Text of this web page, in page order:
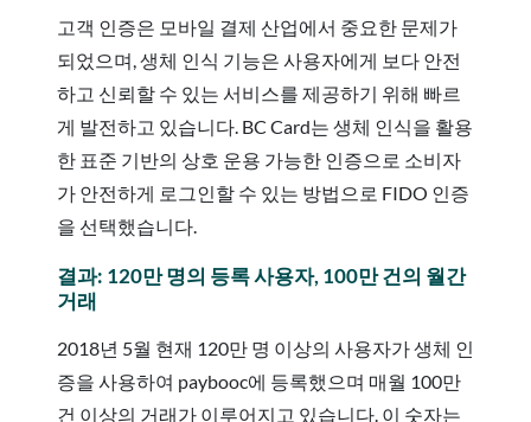
고객 인증은 모바일 결제 산업에서 중요한 문제가
되었으며, 생체 인식 기능은 사용자에게 보다 안전
하고 신뢰할 수 있는 서비스를 제공하기 위해 빠르
게 발전하고 있습니다. BC Card는 생체 인식을 활용
한 표준 기반의 상호 운용 가능한 인증으로 소비자
가 안전하게 로그인할 수 있는 방법으로 FIDO 인증
을 선택했습니다.
결과: 120만 명의 등록 사용자, 100만 건의 월간
거래
2018년 5월 현재 120만 명 이상의 사용자가 생체 인
증을 사용하여 paybooc에 등록했으며 매월 100만
건 이상의 거래가 이루어지고 있습니다. 이 숫자는